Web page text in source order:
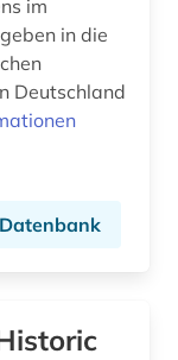
im
in die
Deutschland